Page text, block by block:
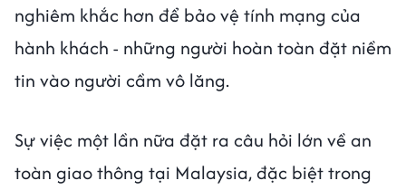
nghiêm khắc hơn để bảo vệ tính mạng của
hành khách - những người hoàn toàn đặt niềm
tin vào người cầm vô lăng.
Sự việc một lần nữa đặt ra câu hỏi lớn về an
toàn giao thông tại Malaysia, đặc biệt trong